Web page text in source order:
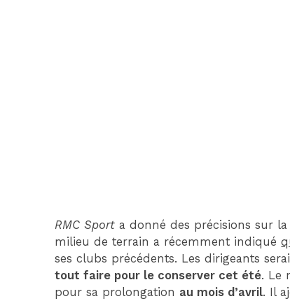
RMC Sport a donné des précisions sur
milieu de terrain a récemment indiqué
ses clubs précédents. Les dirigeants
tout faire pour le conserver cet été. Le
pour sa prolongation au mois d’avril. Il